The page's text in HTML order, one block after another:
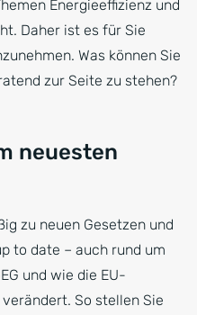
Energieeffizienz und
Daher ist es für Sie
Was können Sie
zur Seite zu stehen?
neuesten
zu neuen Gesetzen und
to date – auch rund um
und wie die EU-
So stellen Sie